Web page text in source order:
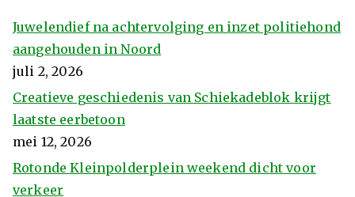
Juwelendief na achtervolging en inzet politiehond
aangehouden in Noord
juli 2, 2026
Creatieve geschiedenis van Schiekadeblok krijgt
laatste eerbetoon
mei 12, 2026
Rotonde Kleinpolderplein weekend dicht voor
verkeer